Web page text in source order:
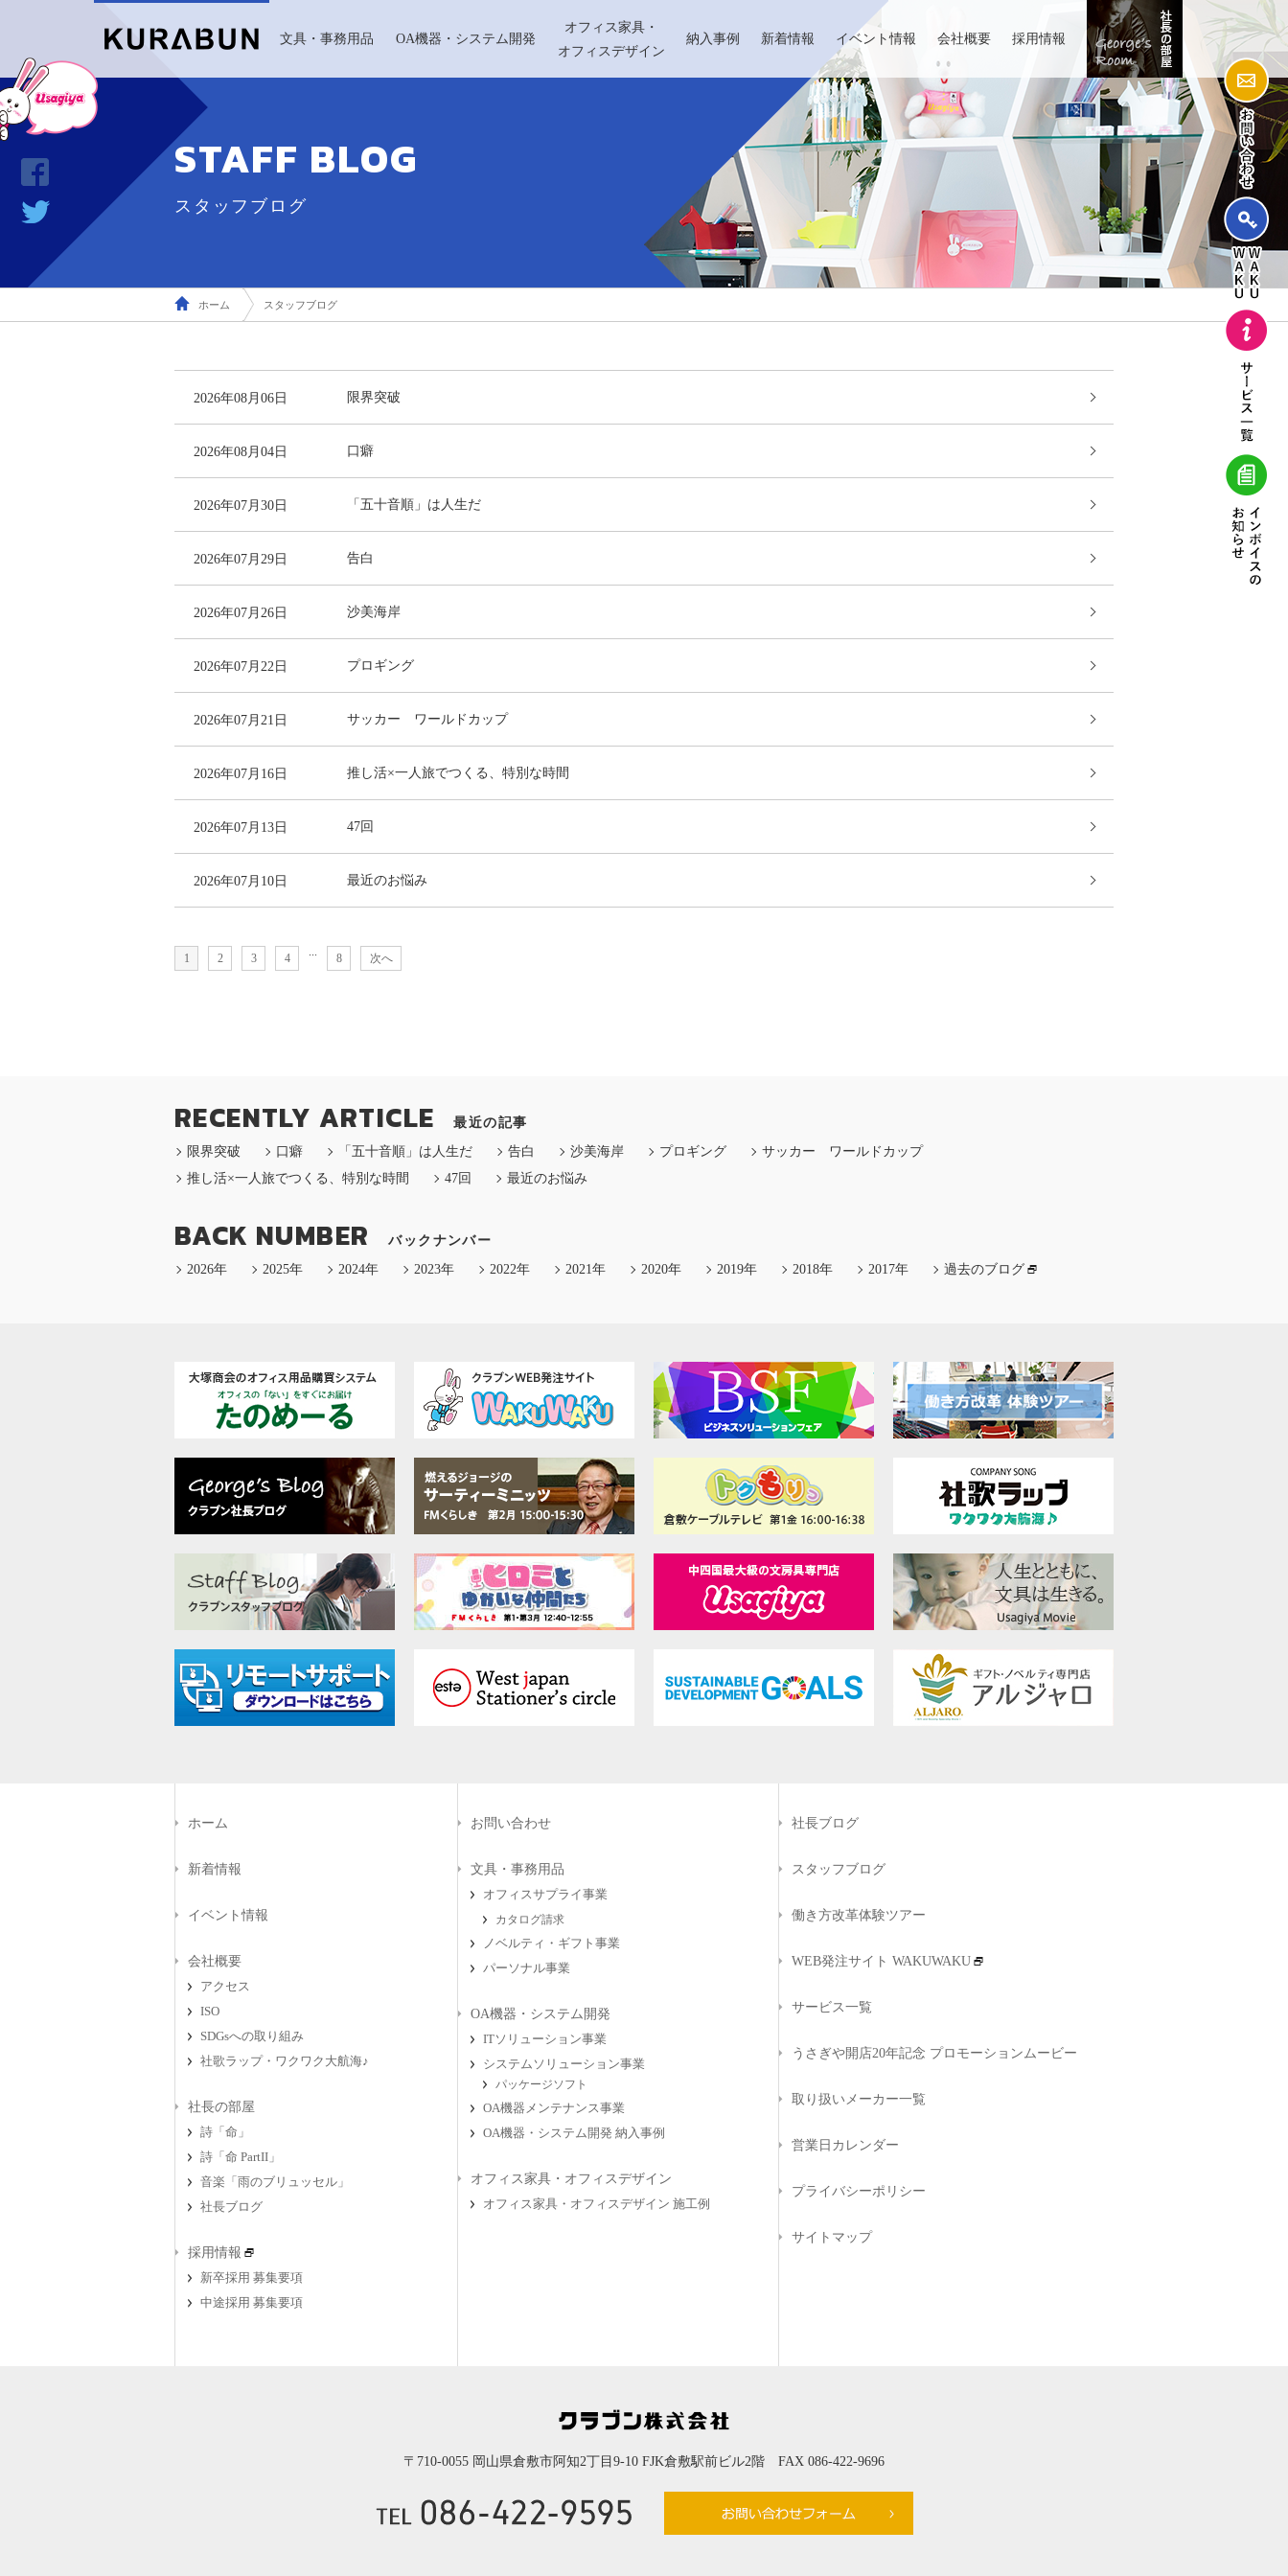
文具・事務用品 OA機器・システム開発
オフィス家具・
オフィスデザイン
納入事例 新着情報 イベント情報 会社概要 採用情報
STAFF BLOG
スタッフブログ
ホーム スタッフブログ
限界突破
2026年08月06日
口癖
2026年08月04日
「五十音順」は人生だ
2026年07月30日
告白
2026年07月29日
沙美海岸
2026年07月26日
プロギング
2026年07月22日
サッカー ワールドカップ
2026年07月21日
推し活×一人旅でつくる、特別な時間
2026年07月16日
47回
2026年07月13日
最近のお悩み
2026年07月10日
1 2 3 4
...
8 次へ
RECENTLY ARTICLE
最近の記事
限界突破
口癖 「五十音順」は人生だ 告白 沙美海岸 プロギング
サッカー ワールドカップ
推し活×一人旅でつくる、特別な時間
47回 最近のお悩み
BACK NUMBER
バックナンバー
2026年
2025年 2024年 2023年 2022年 2021年 2020年 2019年 2018年 2017年 過去のブログ
ホーム
新着情報
イベント情報
会社概要
アクセス
ISO
SDGsへの取り組み
社歌ラップ・ワクワク大航海♪
社長の部屋
詩「命」
詩「命 PartII」
音楽「雨のブリュッセル」
社長ブログ
採用情報
新卒採用 募集要項
中途採用 募集要項
お問い合わせ
文具・事務用品
オフィスサプライ事業
カタログ請求
ノベルティ・ギフト事業
パーソナル事業
OA機器・システム開発
ITソリューション事業
システムソリューション事業
パッケージソフト
OA機器メンテナンス事業
OA機器・システム開発 納入事例
オフィス家具・オフィスデザイン
オフィス家具・オフィスデザイン 施工例
社長ブログ
スタッフブログ
働き方改革体験ツアー
WEB発注サイト WAKUWAKU
サービス一覧
うさぎや開店20年記念 プロモーションムービー
取り扱いメーカー一覧
営業日カレンダー
プライバシーポリシー
サイトマップ
〒710-0055 岡山県倉敷市阿知2丁目9-10 FJK倉敷駅前ビル2階 FAX 086-422-9696